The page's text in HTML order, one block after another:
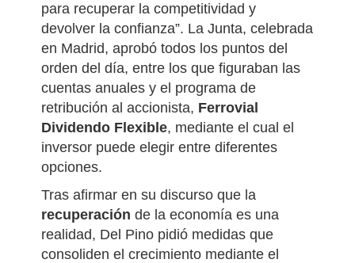
para recuperar la competitividad y
devolver la confianza”. La Junta, celebrada
en Madrid, aprobó todos los puntos del
orden del día, entre los que figuraban las
cuentas anuales y el programa de
retribución al accionista, Ferrovial
Dividendo Flexible, mediante el cual el
inversor puede elegir entre diferentes
opciones.
Tras afirmar en su discurso que la
recuperación de la economía es una
realidad, Del Pino pidió medidas que
consoliden el crecimiento mediante el